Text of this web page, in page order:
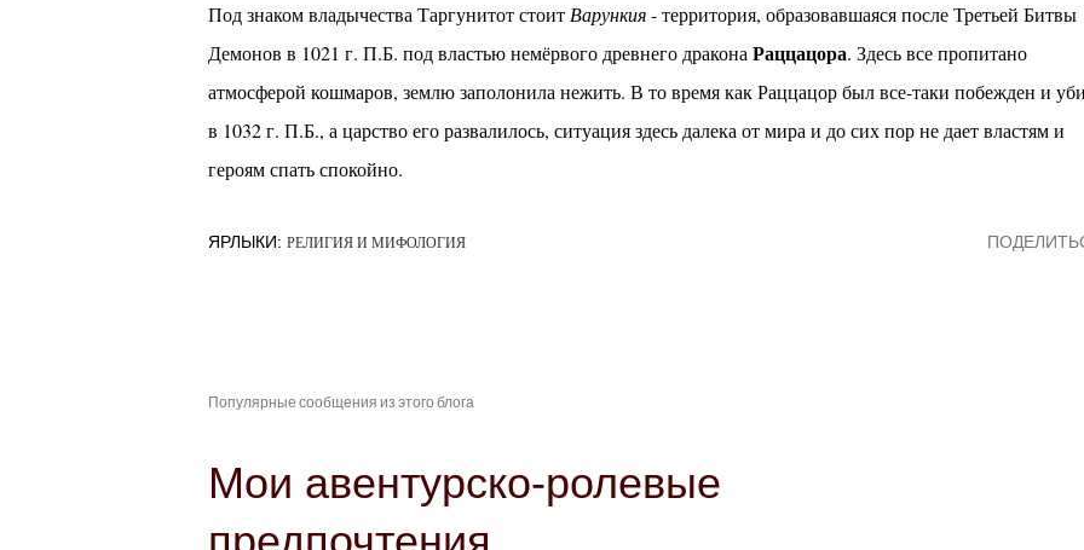
Под знаком владычества Таргунитот стоитВарункия- территория, образовавшаяся после Третьей Битвы
Демонов в 1021 г. П.Б. под властью немёрвого древнего драконаРаццацора. Здесь все пропитано
атмосферой кошмаров, землю заполонила нежить. В то время как Раццацор был все-таки побежден и
в 1032 г. П.Б., а царство его развалилось, ситуация здесь далека от мира и до сих пор не дает властям и
героям спать спокойно.
ЯРЛЫКИ: РЕЛИГИЯ И МИФОЛОГИЯ
Популярные сообщения из этого блога
Мои авентурско-ролевые